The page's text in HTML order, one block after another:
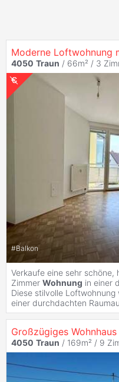
4050 Traun / 66m² / 3
#Balkon
Verkaufe eine sehr
Zimmer Wohnung in einer
Diese stilvolle
einer durchdachten
4050 Traun / 169m² / 9